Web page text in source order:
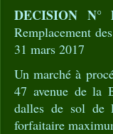
DECISION N°
Remplacement
31 mars 2017
Un marché à
47 avenue de la
dalles de sol de
forfaitaire